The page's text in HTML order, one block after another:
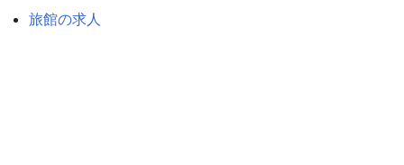
旅館の求人